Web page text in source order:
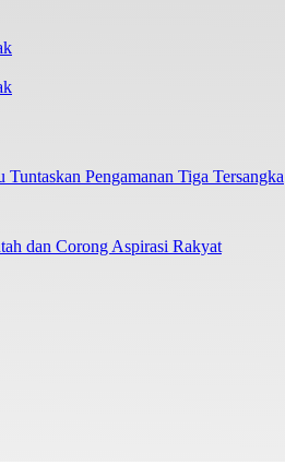
Pengamanan Tiga Tersangka
dan Corong Aspirasi Rakyat